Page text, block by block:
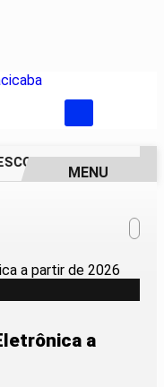
EVOLUI E AMPLIA
MENU
a